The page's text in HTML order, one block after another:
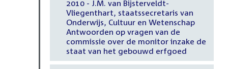
2010 - J.M. van Bijsterveldt-
Vliegenthart, staatssecretaris van
Onderwijs, Cultuur en Wetenschap
Antwoorden op vragen van de
commissie over de monitor inzake de
staat van het gebouwd erfgoed